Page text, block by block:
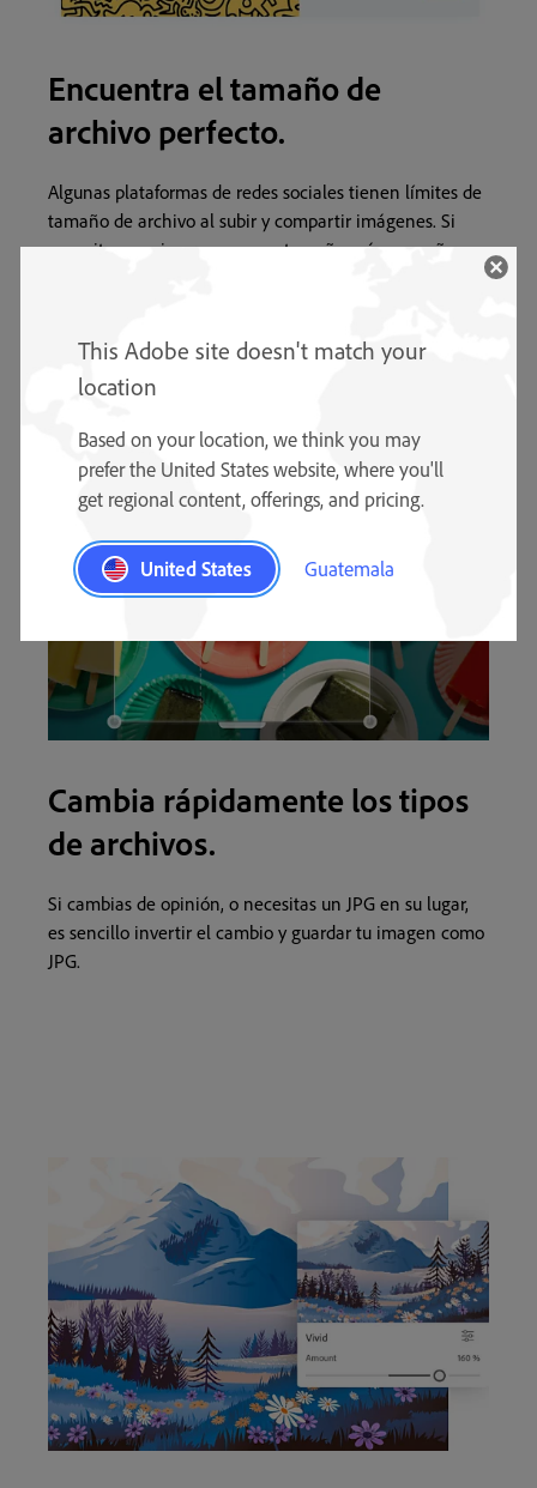
Encuentra el tamaño de
archivo perfecto.
Algunas plataformas de redes sociales tienen límites de
tamaño de archivo al subir y compartir imágenes. Si
necesitas una imagen con un tamaño más pequeño,
Cambia rápidamente los tipos
de archivos.
Si cambias de opinión, o necesitas un JPG en su lugar,
es sencillo invertir el cambio y guardar tu imagen como
JPG.
This Adobe site doesn't match your
location
Based on your location, we think you may
prefer the United States website, where you'll
get regional content, offerings, and pricing.
United States Guatemala